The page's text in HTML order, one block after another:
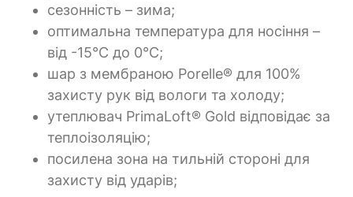
сезонність – зима;
оптимальна температура для носіння –
від -15°C до 0°C;
шар з мембраною Porelle® для 100%
захисту рук від вологи та холоду;
утеплювач PrimaLoft® Gold відповідає за
теплоізоляцію;
посилена зона на тильній стороні для
захисту від ударів;